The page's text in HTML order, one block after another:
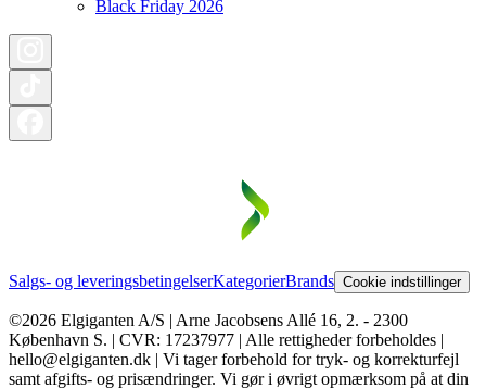
Black Friday 2026
Salgs- og leveringsbetingelserKategorierBrands Cookie indstillinger
©2026 Elgiganten A/S | Arne Jacobsens Allé 16, 2. - 2300
København S. | CVR: 17237977 | Alle rettigheder forbeholdes |
hello@elgiganten.dk | Vi tager forbehold for tryk- og korrekturfejl
samt afgifts- og prisændringer. Vi gør i øvrigt opmærksom på at din